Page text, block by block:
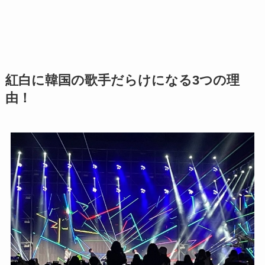
紅白に韓国の歌手だらけになる3つの理
由！